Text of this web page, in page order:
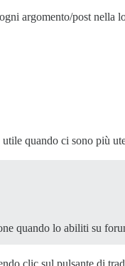
argomento/post nella
quando ci sono più
quando lo abiliti su
clic sul pulsante di